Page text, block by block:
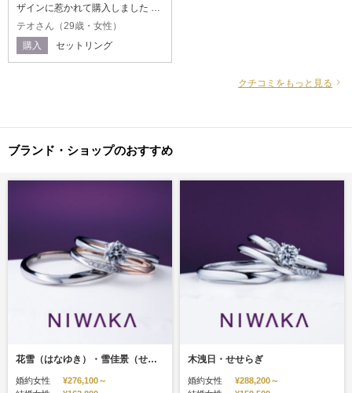
ザインに惹かれて購入しました ス
トレートラインが自分の指には合
っていて良かったです 男性側もシ
ンプルではありながらも、ちょっ
としたデザインが気に入っていま
テオさん（29歳・女性）
購入
セットリング
クチコミをもっと見る
ブランド・ショップのおすすめ
花雪（はなゆき）・雪佳景（せっかけい）
婚約女性
¥276,100～
木洩日・せせらぎ
婚約女性
¥288,200～